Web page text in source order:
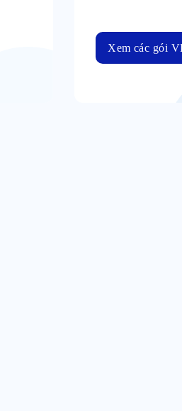
Xem các gói